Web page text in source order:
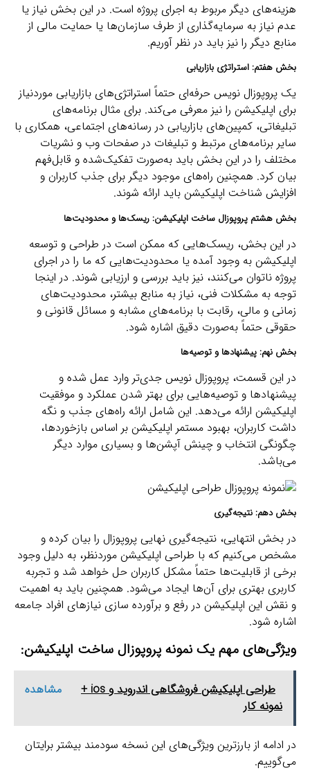
هزینه‌های دیگر مربوط به اجرای پروژه است. در این بخش نیاز یا
عدم نیاز به سرمایه‌گذاری از طرف سازمان‌ها یا حمایت مالی از
منابع دیگر را نیز باید در نظر آوریم.
بخش هفتم: استراتژی بازاریابی
یک پروپوزال نویس حرفه‌ای حتماً استراتژی‌های بازاریابی موردنیاز
برای اپلیکیشن را نیز معرفی می‌کند. برای مثال برنامه‌های
تبلیغاتی، کمپین‌های بازاریابی در رسانه‌های اجتماعی، همکاری با
سایر برنامه‌های مرتبط و تبلیغات در صفحات وب و نشریات
مختلف را در این بخش باید به‌صورت تفکیک‌شده و قابل‌فهم
بیان کرد. همچنین راه‌های موجود دیگر برای جذب کاربران و
افزایش شناخت اپلیکیشن باید ارائه شوند.
بخش هشتم پروپوزال ساخت اپلیکیشن: ریسک‌ها و محدودیت‌ها
در این بخش، ریسک‌هایی که ممکن است در طراحی و توسعه
اپلیکیشن به وجود آمده یا محدودیت‌هایی که ما را در اجرای
پروژه ناتوان می‌کنند، نیز باید بررسی و ارزیابی شوند. در اینجا
توجه به مشکلات فنی، نیاز به منابع بیشتر، محدودیت‌های
زمانی و مالی، رقابت با برنامه‌های مشابه و مسائل قانونی و
حقوقی حتماً به‌صورت دقیق اشاره شود.
بخش نهم: پیشنهاد‌ها و توصیه‌ها
در این قسمت، پروپوزال نویس جدی‌تر وارد عمل شده و
پیشنهاد‌ها و توصیه‌هایی برای بهتر شدن عملکرد و موفقیت
اپلیکیشن ارائه می‌دهد. این شامل ارائه راه‌های جذب و نگه
داشت کاربران، بهبود مستمر اپلیکیشن بر اساس بازخوردها،
چگونگی انتخاب و چینش آپشن‌ها و بسیاری موارد دیگر
می‌باشد.
بخش دهم: نتیجه‌گیری
در بخش انتهایی، نتیجه‌گیری نهایی پروپوزال را بیان کرده و
مشخص می‌کنیم که با طراحی اپلیکیشن موردنظر، به دلیل وجود
برخی از قابلیت‌ها حتماً مشکل کاربران حل خواهد شد و تجربه
کاربری بهتری برای آن‌ها ایجاد می‌شود. همچنین باید به اهمیت
و نقش این اپلیکیشن در رفع و برآورده سازی نیازهای افراد جامعه
اشاره شود.
ویژگی‌های مهم یک نمونه پروپوزال ساخت اپلیکیشن:
مشاهده
طراحی اپلیکیشن فروشگاهی اندروید و ios +
نمونه کار
در ادامه از بارزترین ویژگی‌های این نسخه سودمند بیشتر برایتان
می‌گوییم.